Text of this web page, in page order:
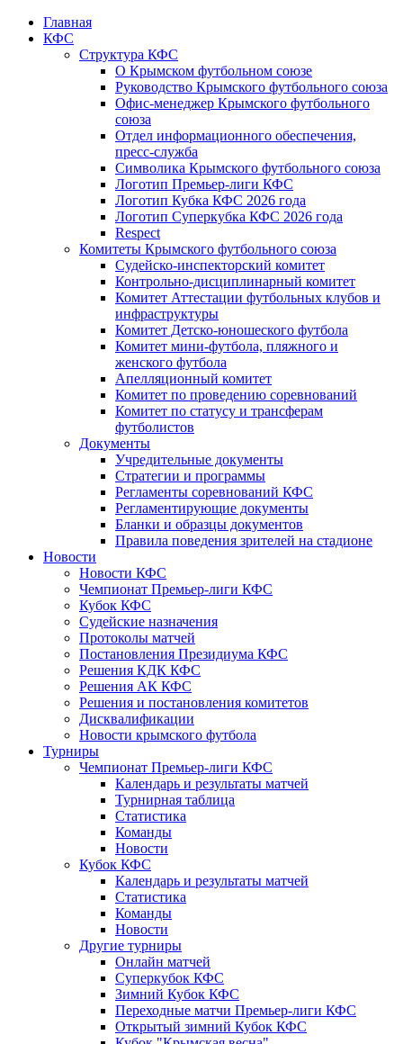
Главная
КФС
Структура КФС
О Крымском футбольном союзе
Руководство Крымского футбольного союза
Офис-менеджер Крымского футбольного
союза
Отдел информационного обеспечения,
пресс-служба
Символика Крымского футбольного союза
Логотип Премьер-лиги КФС
Логотип Кубка КФС 2026 года
Логотип Суперкубка КФС 2026 года
Respect
Комитеты Крымского футбольного союза
Судейско-инспекторский комитет
Контрольно-дисциплинарный комитет
Комитет Аттестации футбольных клубов и
инфраструктуры
Комитет Детско-юношеского футбола
Комитет мини-футбола, пляжного и
женского футбола
Апелляционный комитет
Комитет по проведению соревнований
Комитет по статусу и трансферам
футболистов
Документы
Учредительные документы
Стратегии и программы
Регламенты соревнований КФС
Регламентирующие документы
Бланки и образцы документов
Правила поведения зрителей на стадионе
Новости
Новости КФС
Чемпионат Премьер-лиги КФС
Кубок КФС
Судейские назначения
Протоколы матчей
Постановления Президиума КФС
Решения КДК КФС
Решения АК КФС
Решения и постановления комитетов
Дисквалификации
Новости крымского футбола
Турниры
Чемпионат Премьер-лиги КФС
Календарь и результаты матчей
Турнирная таблица
Статистика
Команды
Новости
Кубок КФС
Календарь и результаты матчей
Статистика
Команды
Новости
Другие турниры
Онлайн матчей
Суперкубок КФС
Зимний Кубок КФС
Переходные матчи Премьер-лиги КФС
Открытый зимний Кубок КФС